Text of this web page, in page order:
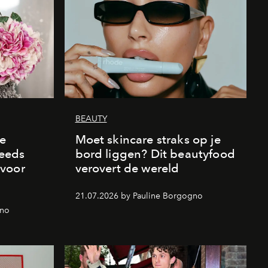
BEAUTY
Moet skincare straks op je
bord liggen? Dit beautyfood
verovert de wereld
21.07.2026 by Pauline Borgogno